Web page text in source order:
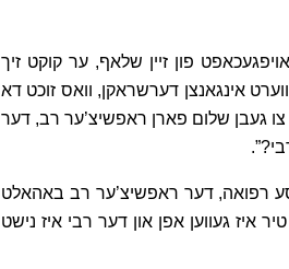
פון זיין שלאף, ער קוקט זיך
אינגאנצן דערשראקן, וואס זוכט דא
צו געבן שלום פארן ראפשיצ’ער רב, דער
רפואה, דער ראפשיצ’ער רב באהאלט
איז געווען אפן און דער רבי איז נישט